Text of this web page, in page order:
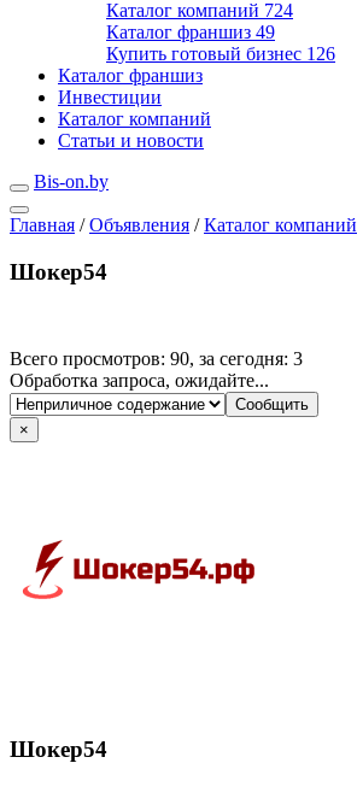
Каталог компаний 724
Каталог франшиз 49
Купить готовый бизнес 126
Каталог франшиз
Инвестиции
Каталог компаний
Статьи и новости
Bis-on.by
Главная / Объявления / Каталог компаний
Шокер54
Всего просмотров: 90, за сегодня: 3
Обработка запроса, ожидайте...
×
Шокер54